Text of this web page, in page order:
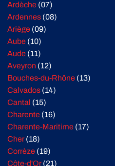
Ardèche (07)
Ardennes (08)
Ariège (09)
Aube (10)
Aude (11)
Aveyron (12)
Bouches-du-Rhône (13)
Calvados (14)
Cantal (15)
Charente (16)
Charente-Maritime (17)
Cher(18)
Corrèze (19)
Côte-d'Or(21)